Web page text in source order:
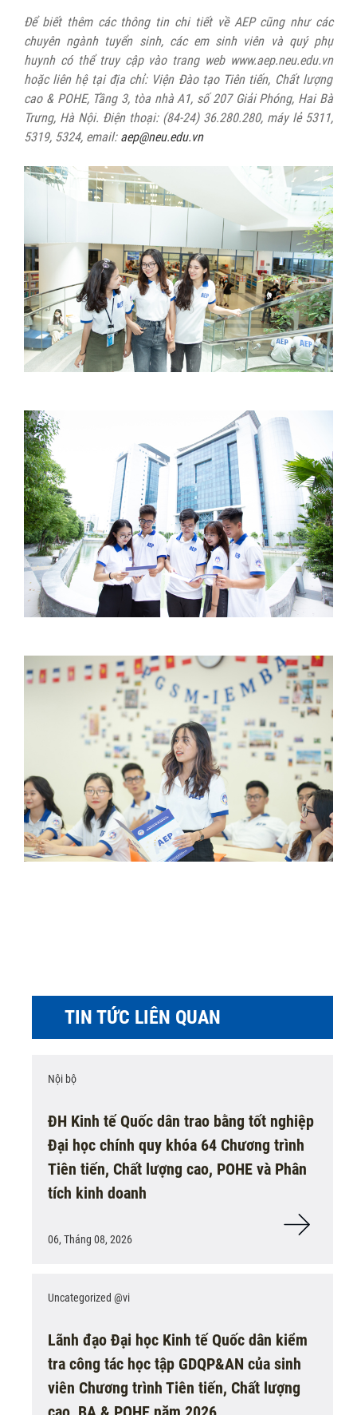
Để biết thêm các thông tin chi tiết về AEP cũng như các
chuyên ngành tuyển sinh, các em sinh viên và quý phụ
huynh có thể truy cập vào trang web www.aep.neu.edu.vn
hoặc liên hệ tại địa chỉ: Viện Đào tạo Tiên tiến, Chất lượng
cao & POHE, Tầng 3, tòa nhà A1, số 207 Giải Phóng, Hai Bà
Trưng, Hà Nội. Điện thoại: (84-24) 36.280.280, máy lẻ 5311,
5319, 5324, email: aep@neu.edu.vn
TIN TỨC LIÊN QUAN
Nội bộ
ĐH Kinh tế Quốc dân trao bằng tốt nghiệp
Đại học chính quy khóa 64 Chương trình
Tiên tiến, Chất lượng cao, POHE và Phân
tích kinh doanh
06, Tháng 08, 2026
Uncategorized @vi
Lãnh đạo Đại học Kinh tế Quốc dân kiểm
tra công tác học tập GDQP&AN của sinh
viên Chương trình Tiên tiến, Chất lượng